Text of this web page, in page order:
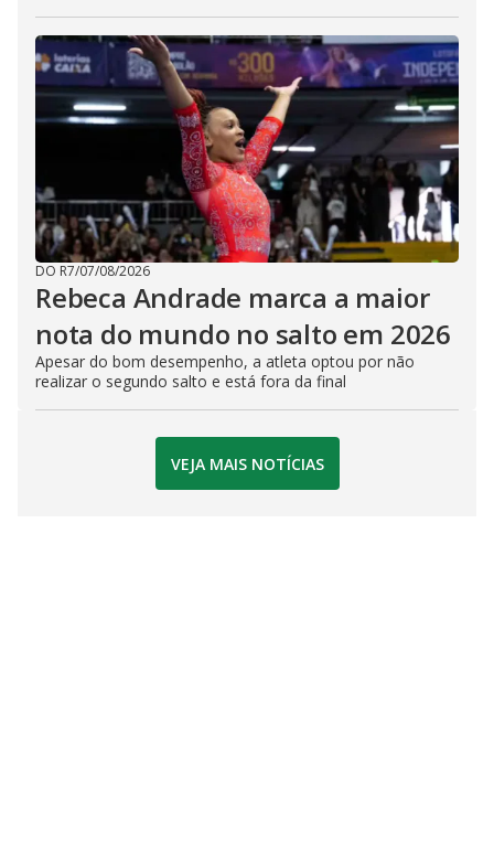
DO R7/07/08/2026
Rebeca Andrade marca a maior
nota do mundo no salto em 2026
Apesar do bom desempenho, a atleta optou por não
realizar o segundo salto e está fora da final
VEJA MAIS NOTÍCIAS